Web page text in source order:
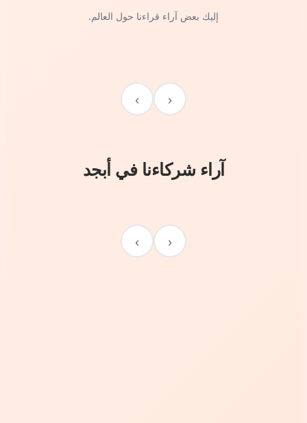
إليك بعض آراء قراءنا حول العالم.
‹
›
آراء شركاءنا في أبجد
‹
›